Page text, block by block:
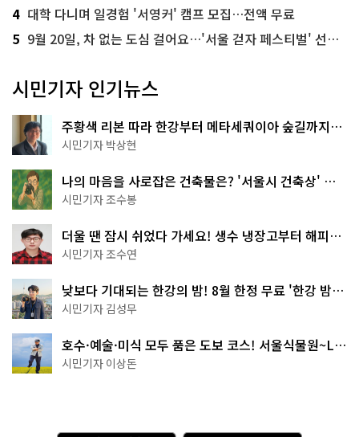
4 대학 다니며 일경험 '서영커' 캠프 모집…전액 무료
5 9월 20일, 차 없는 도심 걸어요…'서울 걷자 페스티벌' 선착순 5천명
시민기자 인기뉴스
주황색 리본 따라 한강부터 메타세쿼이아 숲길까지…
서울둘레길 15코스
시민기자 박상현
나의 마음을 사로잡은 건축물은? '서울시 건축상' 수
상작 공개!
시민기자 조수봉
더울 땐 잠시 쉬었다 가세요! 생수 냉장고부터 해피소
·무더위쉼터까지
시민기자 조수연
낮보다 기대되는 한강의 밤! 8월 한정 무료 '한강 밤
핑' 예약은?
시민기자 김성무
호수·예술·미식 모두 품은 도보 코스! 서울식물원~LG
아트센터~마곡테라스거리
시민기자 이상돈